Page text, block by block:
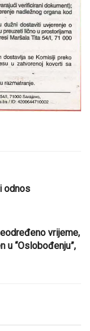
odnos
vrijeme,
u “Oslobođenju”,